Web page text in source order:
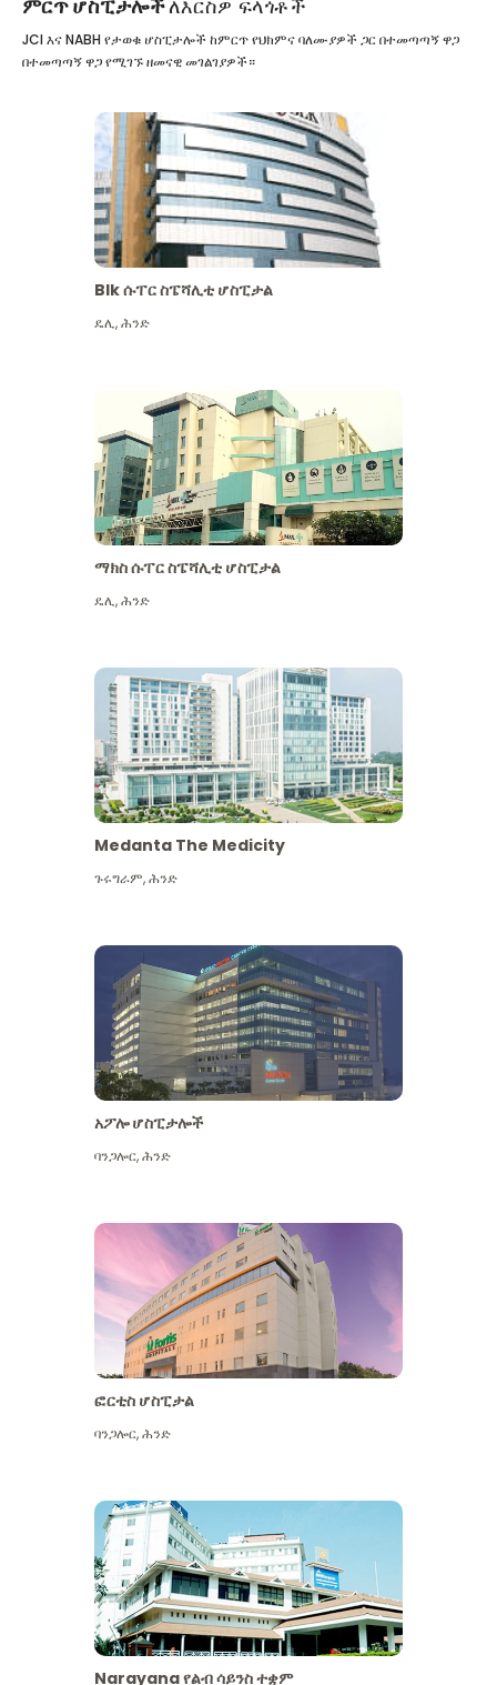
ምርጥ ሆስፒታሎችለእርስዎ ፍላጎቶች
JCI እና NABH የታወቁ ሆስፒታሎች ከምርጥ የህክምና ባለሙያዎች ጋር በተመጣጣኝ ዋጋ
በተመጣጣኝ ዋጋ የሚገኙ ዘመናዊ መገልገያዎች።
Blk ሱፐር ስፔሻሊቲ ሆስፒታል
ዴሊ,ሕንድ
ማክስ ሱፐር ስፔሻሊቲ ሆስፒታል
ዴሊ,ሕንድ
Medanta The Medicity
ጉሩግራም,ሕንድ
አፖሎ ሆስፒታሎች
ባንጋሎር,ሕንድ
ፎርቲስ ሆስፒታል
ባንጋሎር,ሕንድ
Narayana የልብ ሳይንስ ተቋም